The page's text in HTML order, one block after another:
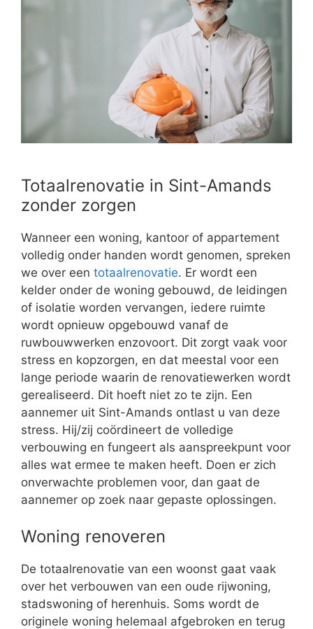
Totaalrenovatie in Sint-Amands
zonder zorgen
Wanneer een woning, kantoor of appartement
volledig onder handen wordt genomen, spreken
we over een totaalrenovatie. Er wordt een
kelder onder de woning gebouwd, de leidingen
of isolatie worden vervangen, iedere ruimte
wordt opnieuw opgebouwd vanaf de
ruwbouwwerken enzovoort. Dit zorgt vaak voor
stress en kopzorgen, en dat meestal voor een
lange periode waarin de renovatiewerken wordt
gerealiseerd. Dit hoeft niet zo te zijn. Een
aannemer uit Sint-Amands ontlast u van deze
stress. Hij/zij coördineert de volledige
verbouwing en fungeert als aanspreekpunt voor
alles wat ermee te maken heeft. Doen er zich
onverwachte problemen voor, dan gaat de
aannemer op zoek naar gepaste oplossingen.
Woning renoveren
De totaalrenovatie van een woonst gaat vaak
over het verbouwen van een oude rijwoning,
stadswoning of herenhuis. Soms wordt de
originele woning helemaal afgebroken en terug